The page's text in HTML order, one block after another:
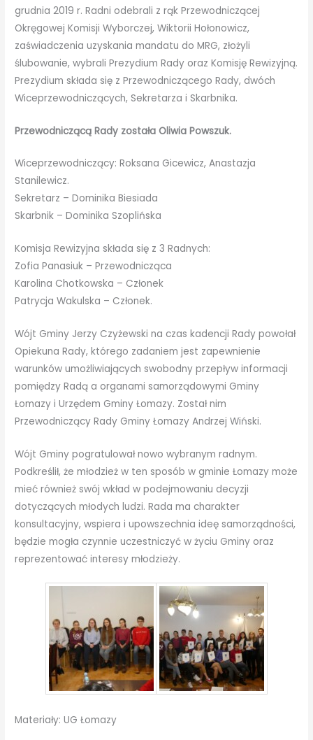
grudnia 2019 r. Radni odebrali z rąk Przewodniczącej
Okręgowej Komisji Wyborczej, Wiktorii Hołonowicz,
zaświadczenia uzyskania mandatu do MRG, złożyli
ślubowanie, wybrali Prezydium Rady oraz Komisję Rewizyjną.
Prezydium składa się z Przewodniczącego Rady, dwóch
Wiceprzewodniczących, Sekretarza i Skarbnika.
Przewodniczącą Rady została Oliwia Powszuk.
Wiceprzewodniczący: Roksana Gicewicz, Anastazja
Stanilewicz.
Sekretarz – Dominika Biesiada
Skarbnik – Dominika Szoplińska
Komisja Rewizyjna składa się z 3 Radnych:
Zofia Panasiuk – Przewodnicząca
Karolina Chotkowska – Członek
Patrycja Wakulska – Członek.
Wójt Gminy Jerzy Czyżewski na czas kadencji Rady powołał
Opiekuna Rady, którego zadaniem jest zapewnienie
warunków umożliwiających swobodny przepływ informacji
pomiędzy Radą a organami samorządowymi Gminy
Łomazy i Urzędem Gminy Łomazy. Został nim
Przewodniczący Rady Gminy Łomazy Andrzej Wiński.
Wójt Gminy pogratulował nowo wybranym radnym.
Podkreślił, że młodzież w ten sposób w gminie Łomazy może
mieć również swój wkład w podejmowaniu decyzji
dotyczących młodych ludzi. Rada ma charakter
konsultacyjny, wspiera i upowszechnia ideę samorządności,
będzie mogła czynnie uczestniczyć w życiu Gminy oraz
reprezentować interesy młodzieży.
Materiały: UG Łomazy